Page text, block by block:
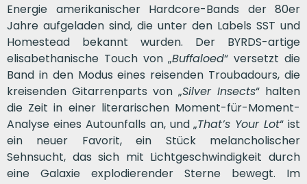
Energie amerikanischer Hardcore-Bands der 80er
Jahre aufgeladen sind, die unter den Labels SST und
Homestead bekannt wurden. Der BYRDS-artige
elisabethanische Touch von „Buffaloed“ versetzt die
Band in den Modus eines reisenden Troubadours, die
kreisenden Gitarrenparts von „Silver Insects“ halten
die Zeit in einer literarischen Moment-für-Moment-
Analyse eines Autounfalls an, und „That’s Your Lot“ ist
ein neuer Favorit, ein Stück melancholischer
Sehnsucht, das sich mit Lichtgeschwindigkeit durch
eine Galaxie explodierender Sterne bewegt. Im